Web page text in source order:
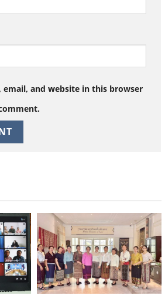
email, and website in this browser